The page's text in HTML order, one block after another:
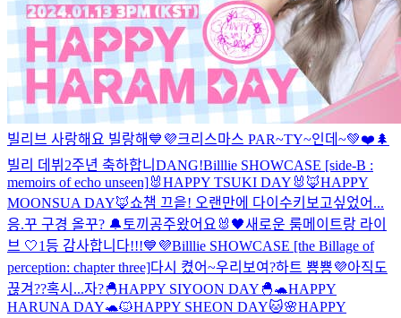
빌리브 사랑해요 빌랑해💙💜크리스마스 PAR~TY~인데~💚❤️🌲
빌리 데뷔2주년 축하합니DANG!Billlie SHOWCASE [side-B :
memoirs of echo unseen]🐰HAPPY TSUKI DAY🐰 🦊HAPPY
MOONSUA DAY🦊쇼챔 끄읕! 오랜만에 다이수키 보고싶었어...
응.꾸 구경 올꾸? 🔔 토끼공주왔어요🐰 🖤새로운 룸메이트랑 라이
브 🤍1등 감사합니다!!!💙💜Billlie SHOWCASE [the Billage of
perception: chapter three]다시 켰어~우리보여?하트 뿅뿅💜아직도
끊겨??혹시...자?🐣HAPPY SIYOON DAY🐣🐢HAPPY
HARUNA DAY🐢🐱HAPPY SHEON DAY🐱🌸HAPPY